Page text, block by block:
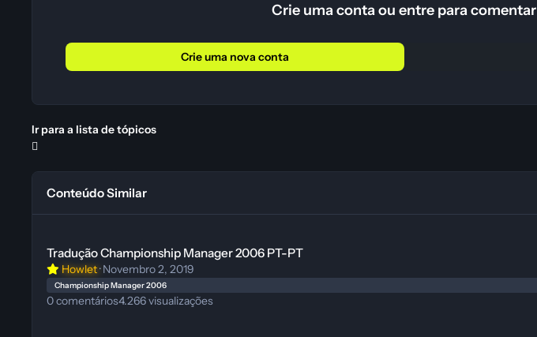
Crie uma conta ou entre para comentar
Crie uma nova conta
Ir para a lista de tópicos
Conteúdo Similar
Tradução Championship Manager 2006 PT-PT
Howlet·Novembro 2, 2019
Championship Manager 2006
0comentários4.266visualizações